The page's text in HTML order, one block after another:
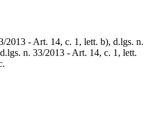
2013 - Art. 14, c. 1, lett. b), d.lgs. n.
n. 33/2013 - Art. 14, c. 1, lett.